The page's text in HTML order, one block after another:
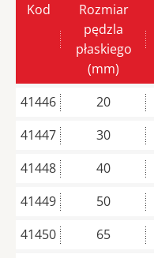
Kod
Rozmiar
pędzla
płaskiego
(mm)
41446
20
41447
30
41448
40
41449
50
41450
65